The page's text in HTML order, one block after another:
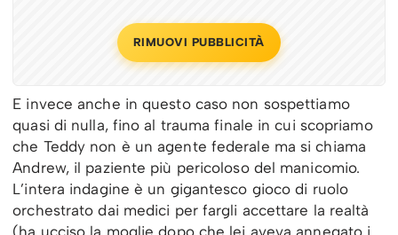
RIMUOVI PUBBLICITÀ
E invece anche in questo caso non sospettiamo
quasi di nulla, fino al trauma finale in cui scopriamo
che Teddy non è un agente federale ma si chiama
Andrew, il paziente più pericoloso del manicomio.
L’intera indagine è un gigantesco gioco di ruolo
orchestrato dai medici per fargli accettare la realtà